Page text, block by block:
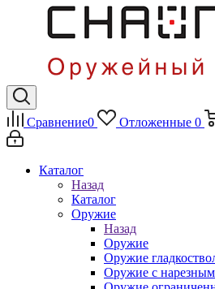
Сравнение0 Отложенные 0
Каталог
Назад
Каталог
Оружие
Назад
Оружие
Оружие
Оружие с